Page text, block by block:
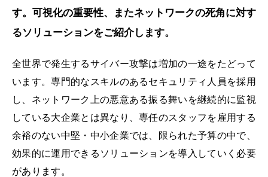
す。可視化の重要性、またネットワークの死角に対す
るソリューションをご紹介します。
全世界で発生するサイバー攻撃は増加の一途をたどって
います。専門的なスキルのあるセキュリティ人員を採用
し、ネットワーク上の悪意ある振る舞いを継続的に監視
している大企業とは異なり、専任のスタッフを雇用する
余裕のない中堅・中小企業では、限られた予算の中で、
効果的に運用できるソリューションを導入していく必要
があります。